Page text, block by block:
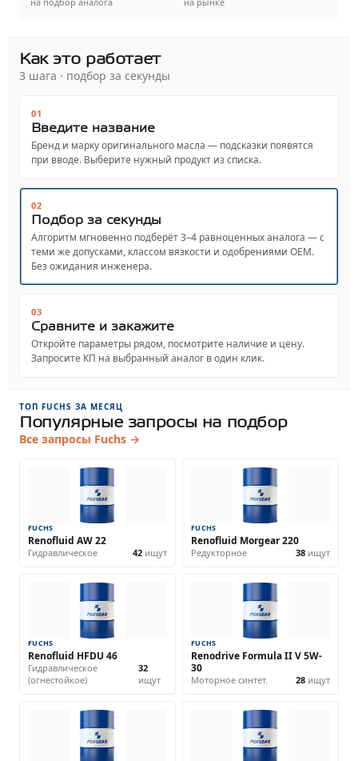
Как это работает
3 шага · подбор за секунды
01
Введите название
Бренд и марку оригинального масла — подсказки появятся
при вводе. Выберите нужный продукт из списка.
02
Подбор за секунды
Алгоритм мгновенно подберёт 3–4 равноценных аналога — с
теми же допусками, классом вязкости и одобрениями OEM.
Без ожидания инженера.
03
Сравните и закажите
Откройте параметры рядом, посмотрите наличие и цену.
Запросите КП на выбранный аналог в один клик.
ТОП FUCHS ЗА МЕСЯЦ
Популярные запросы на подбор
Все запросы Fuchs →
FUCHS
Renofluid AW 22
Гидравлическое 42 ищут
FUCHS
Renofluid Morgear 220
Редукторное 38 ищут
FUCHS
Renofluid HFDU 46
Гидравлическое
(огнестойкое)
32
ищут
FUCHS
Renodrive Formula II V 5W-
30
Моторное синтет. 28 ищут